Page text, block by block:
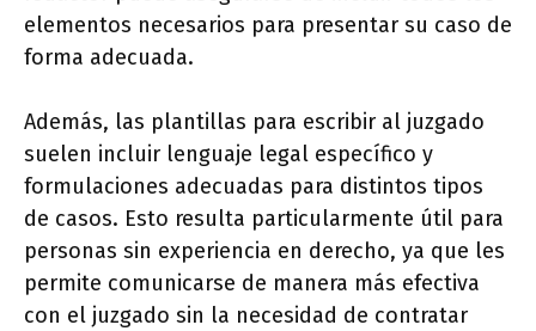
elementos necesarios para presentar su caso de
forma adecuada.
Además, las plantillas para escribir al juzgado
suelen incluir lenguaje legal específico y
formulaciones adecuadas para distintos tipos
de casos. Esto resulta particularmente útil para
personas sin experiencia en derecho, ya que les
permite comunicarse de manera más efectiva
con el juzgado sin la necesidad de contratar